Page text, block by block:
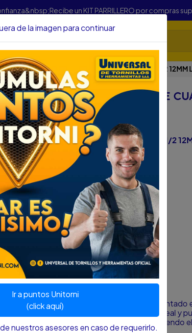
un KIT PARRILLERO por compras
COPAS COPA BRISTOL FORCE CUAD 1/2
COPA BRISTOL FORCE
REF34410012
DESCRIPCIÓN
COPA BRISTOL FORCE CUAD 1/2
SKU...46518210
DESCRIPCIÓN...
ESPECIFICACIONES
Aplicación uso manual
Tipo de punta hexagonal
Espiga 1/2"
Medida de la punta
12 mm (0.472 pulg [inch])
Frente: 100.0 mm
Profundidad: 24.0 mm
Altura: 24.0 mm
Peso: 140.0 g
Nota
El color y el tamaño
aproximación al color y tamaño real y
pantalla desde donde se está viendo
de la imagen para continuar
Ir a puntos Unitorni
(click aquí)
nuestros asesores en caso de requerirlo.